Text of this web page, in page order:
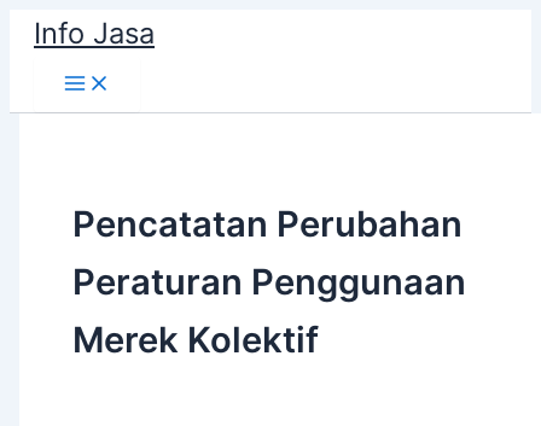
Skip
content
Info Jasa
Pencatatan Perubahan
Peraturan Penggunaan
Merek Kolektif